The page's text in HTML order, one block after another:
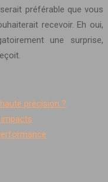
préférable que vous
recevoir. Eh oui,
une surprise,
précision ?